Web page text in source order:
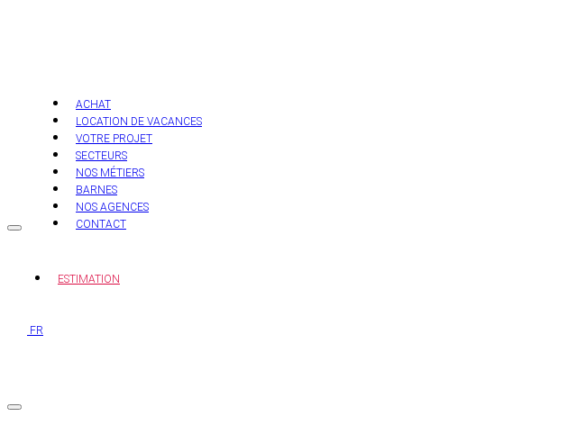
ACHAT
LOCATION DE VACANCES
VOTRE PROJET
SECTEURS
NOS MÉTIERS
BARNES
NOS AGENCES
CONTACT
ESTIMATION
FR